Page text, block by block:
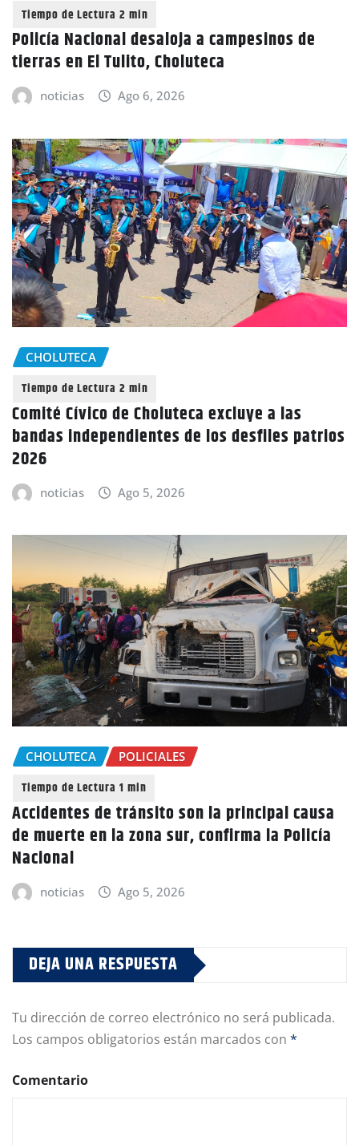
Policía Nacional desaloja a campesinos de
tierras en El Tulito, Choluteca
noticias Ago 6, 2026
CHOLUTECA
Comité Cívico de Choluteca excluye a las
bandas independientes de los desfiles patrios
2026
noticias Ago 5, 2026
CHOLUTECA POLICIALES
Accidentes de tránsito son la principal causa
de muerte en la zona sur, confirma la Policía
Nacional
noticias Ago 5, 2026
DEJA UNA RESPUESTA
Tu dirección de correo electrónico no será publicada.
Los campos obligatorios están marcados con *
Comentario